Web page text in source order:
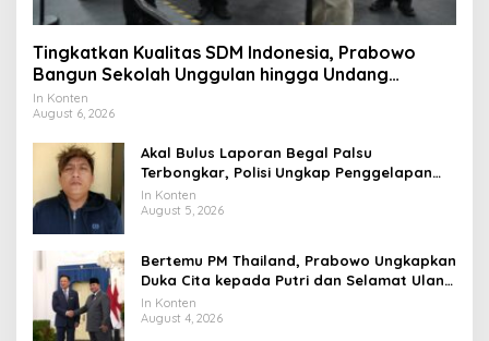
Tingkatkan Kualitas SDM Indonesia, Prabowo
Bangun Sekolah Unggulan hingga Undang
Universitas Terbaik Dunia
In Konten
August 6, 2026
Akal Bulus Laporan Begal Palsu
Terbongkar, Polisi Ungkap Penggelapan
Uang Perusahaan untuk Crypto
In Konten
August 5, 2026
Bertemu PM Thailand, Prabowo Ungkapkan
Duka Cita kepada Putri dan Selamat Ulang
Tahun ke Raja Thailand
In Konten
August 4, 2026